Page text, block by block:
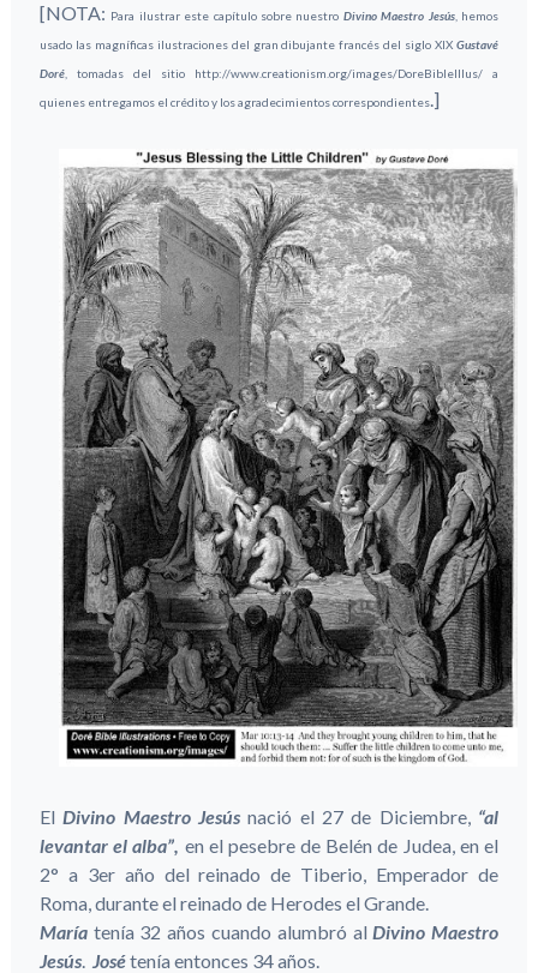
[NOTA: Para ilustrar este capítulo sobre nuestro Divino Maestro Jesús, hemos
usado las magníficas ilustraciones del gran dibujante francés del siglo XIXGustavé
Doré, tomadas del sitio http://www.creationism.org/images/DoreBibleIllus/ a
quienes entregamos el crédito y los agradecimientos correspondientes.]
ElDivino Maestro Jesúsnació el 27 de Diciembre, “al
levantar el alba”, en el pesebre de Belén de Judea, en el
2° a 3er año del reinado de Tiberio, Emperador de
Roma, durante el reinado de Herodes el Grande.
María tenía 32 años cuando alumbró alDivino Maestro
Jesús. Josétenía entonces 34 años.